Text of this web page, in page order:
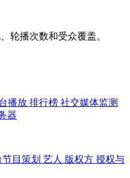
轮播次数和受众覆盖。
播放 排行榜 社交媒体监测
器
节目策划 艺人 版权方 授权与